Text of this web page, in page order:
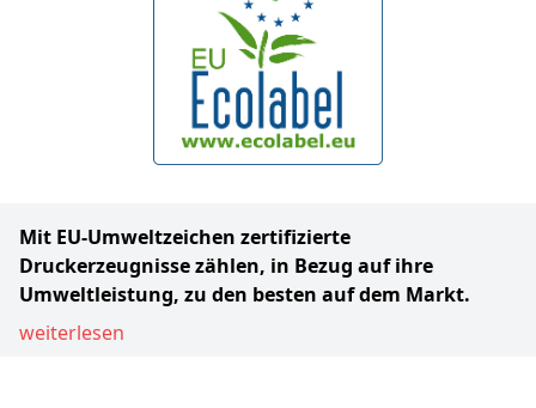
Mit EU-Umweltzeichen zertifizierte
Druckerzeugnisse zählen, in Bezug auf ihre
Umweltleistung, zu den besten auf dem Markt.
weiterlesen